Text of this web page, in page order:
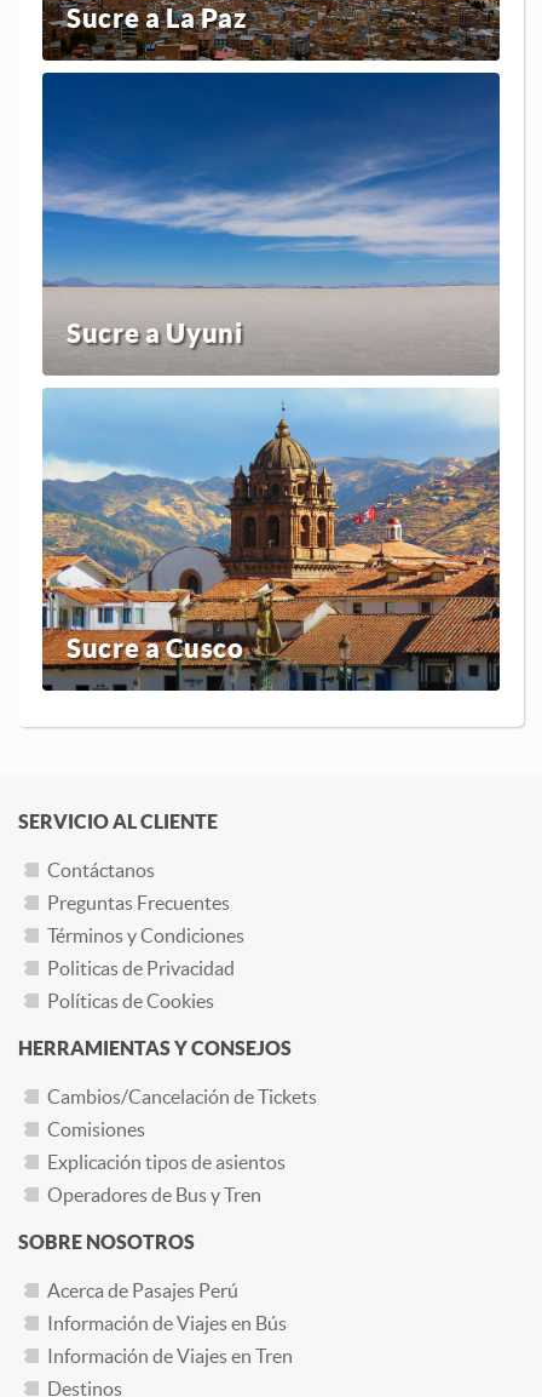
Sucre a La Paz
Sucre a Uyuni
Sucre a Cusco
SERVICIO AL CLIENTE
Contáctanos
Preguntas Frecuentes
Términos y Condiciones
Politicas de Privacidad
Políticas de Cookies
HERRAMIENTAS Y CONSEJOS
Cambios/Cancelación de Tickets
Comisiones
Explicación tipos de asientos
Operadores de Bus y Tren
SOBRE NOSOTROS
Acerca de Pasajes Perú
Información de Viajes en Bús
Información de Viajes en Tren
Destinos